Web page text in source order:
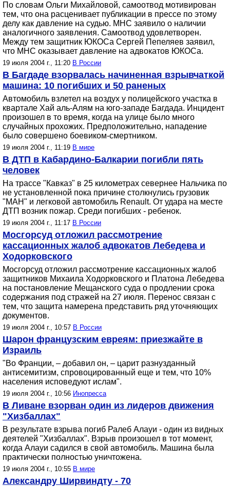
По словам Ольги Михайловой, самоотвод мотивирован
тем, что она расценивает публикации в прессе по этому
делу как давление на судью. МНС заявило о наличии
аналогичного заявления. Самоотвод удовлетворен.
Между тем защитник ЮКОСа Сергей Пепеляев заявил,
что МНС оказывает давление на адвокатов ЮКОСа.
19 июля 2004 г., 11:20 В России
В Багдаде взорвалась начиненная взрывчаткой
машина: 10 погибших и 50 раненых
Автомобиль взлетел на воздух у полицейского участка в
квартале Хай аль-Алям на юго-западе Багдада. Инцидент
произошел в то время, когда на улице было много
случайных прохожих. Предположительно, нападение
было совершено боевиком-смертником.
19 июля 2004 г., 11:19 В мире
В ДТП в Кабардино-Балкарии погибли пять
человек
На трассе "Кавказ" в 25 километрах севернее Нальчика по
не установленной пока причине столкнулись грузовик
"МАН" и легковой автомобиль Renault. От удара на месте
ДТП возник пожар. Среди погибших - ребенок.
19 июля 2004 г., 11:17 В России
Мосгорсуд отложил рассмотрение
кассационных жалоб адвокатов Лебедева и
Ходорковского
Мосгорсуд отложил рассмотрение кассационных жалоб
защитников Михаила Ходорковского и Платона Лебедева
на постановление Мещанского суда о продлении срока
содержания под стражей на 27 июля. Перенос связан с
тем, что защита намерена представить ряд уточняющих
документов.
19 июля 2004 г., 10:57 В России
Шарон французским евреям: приезжайте в
Израиль
"Во Франции, – добавил он, – царит разнузданный
антисемитизм, спровоцированный еще и тем, что 10%
населения исповедуют ислам".
19 июля 2004 г., 10:56 Инопресса
В Ливане взорван один из лидеров движения
"Хизбаллах"
В результате взрыва погиб Ралеб Алауи - один из видных
деятелей "Хизбаллах". Взрыв произошел в тот момент,
когда Алауи садился в свой автомобиль. Машина была
практически полностью уничтожена.
19 июля 2004 г., 10:55 В мире
Александру Ширвиндту - 70